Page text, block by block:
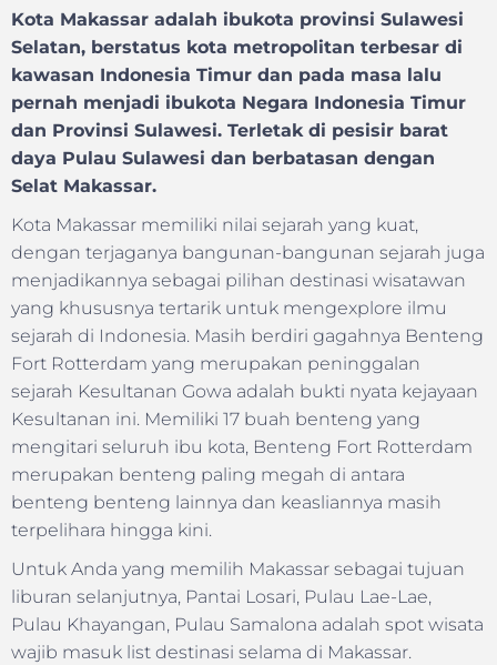
Kota Makassar adalah ibukota provinsi Sulawesi
Selatan, berstatus kota metropolitan terbesar di
kawasan Indonesia Timur dan pada masa lalu
pernah menjadi ibukota Negara Indonesia Timur
dan Provinsi Sulawesi. Terletak di pesisir barat
daya Pulau Sulawesi dan berbatasan dengan
Selat Makassar.
Kota Makassar memiliki nilai sejarah yang kuat,
dengan terjaganya bangunan-bangunan sejarah juga
menjadikannya sebagai pilihan destinasi wisatawan
yang khususnya tertarik untuk mengexplore ilmu
sejarah di Indonesia. Masih berdiri gagahnya Benteng
Fort Rotterdam yang merupakan peninggalan
sejarah Kesultanan Gowa adalah bukti nyata kejayaan
Kesultanan ini. Memiliki 17 buah benteng yang
mengitari seluruh ibu kota, Benteng Fort Rotterdam
merupakan benteng paling megah di antara
benteng benteng lainnya dan keasliannya masih
terpelihara hingga kini.
Untuk Anda yang memilih Makassar sebagai tujuan
liburan selanjutnya, Pantai Losari, Pulau Lae-Lae,
Pulau Khayangan, Pulau Samalona adalah spot wisata
wajib masuk list destinasi selama di Makassar.